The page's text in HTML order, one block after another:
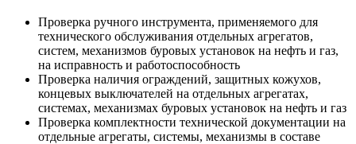
Проверка ручного инструмента, применяемого для
технического обслуживания отдельных агрегатов,
систем, механизмов буровых установок на нефть и газ,
на исправность и работоспособность
Проверка наличия ограждений, защитных кожухов,
концевых выключателей на отдельных агрегатах,
системах, механизмах буровых установок на нефть и газ
Проверка комплектности технической документации на
отдельные агрегаты, системы, механизмы в составе